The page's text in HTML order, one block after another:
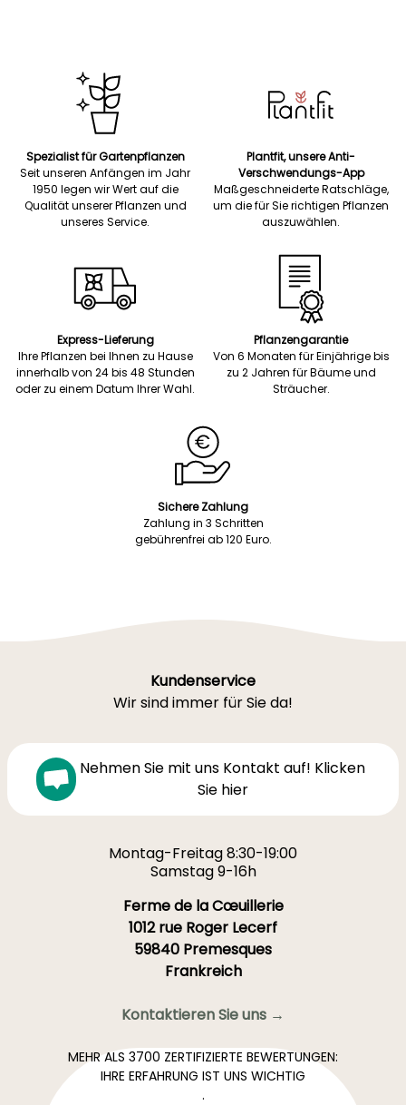
Spezialist für Gartenpflanzen
Seit unseren Anfängen im Jahr
1950 legen wir Wert auf die
Qualität unserer Pflanzen und
unseres Service.
Plantfit, unsere Anti-
Verschwendungs-App
Maßgeschneiderte Ratschläge,
um die für Sie richtigen Pflanzen
auszuwählen.
Express-Lieferung
Ihre Pflanzen bei Ihnen zu Hause
innerhalb von 24 bis 48 Stunden
oder zu einem Datum Ihrer Wahl.
Pflanzengarantie
Von 6 Monaten für Einjährige bis
zu 2 Jahren für Bäume und
Sträucher.
Sichere Zahlung
Zahlung in 3 Schritten
gebührenfrei ab 120 Euro.
Kundenservice
Wir sind immer für Sie da!
Nehmen Sie mit uns Kontakt auf! Klicken
Sie hier
Montag-Freitag 8:30-19:00
Samstag 9-16h
Ferme de la Cœuillerie
1012 rue Roger Lecerf
59840 Premesques
Frankreich
Kontaktieren Sie uns →
MEHR ALS 3700 ZERTIFIZIERTE BEWERTUNGEN:
IHRE ERFAHRUNG IST UNS WICHTIG
.